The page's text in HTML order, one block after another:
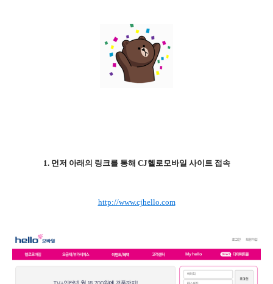
1. 먼저 아래의 링크를 통해 CJ헬로모바일 사이트 접속
http://www.cjhello.com